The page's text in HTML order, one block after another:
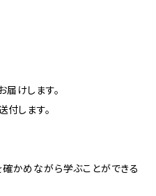
けします。
付します。
確かめながら学ぶことができる